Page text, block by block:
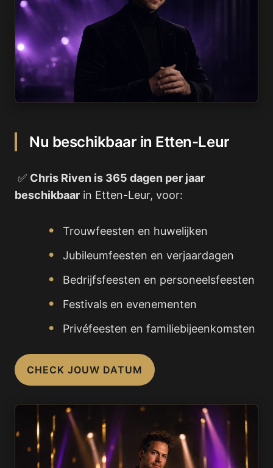
Nu beschikbaar in Etten-Leur
✅ Chris Riven is 365 dagen per jaar
beschikbaar in Etten-Leur, voor:
Trouwfeesten en huwelijken
Jubileumfeesten en verjaardagen
Bedrijfsfeesten en personeelsfeesten
Festivals en evenementen
Privéfeesten en familiebijeenkomsten
CHECK JOUW DATUM